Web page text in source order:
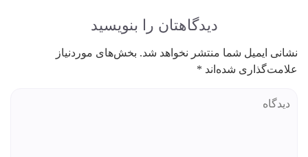
دیدگاهتان را بنویسید
ایمیل شما منتشر نخواهد شد. بخش‌های موردنیاز
شده‌اند*